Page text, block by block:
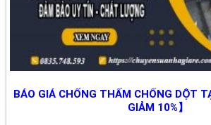
BÁO GIÁ CHỐNG THẤM CHỐNG DỘT
GIẢM 10%】